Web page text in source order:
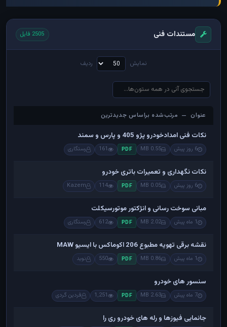
مستندات فنی 2505 فایل
نمایش ردیف
عنوان — مرتب‌شده براساس جدیدترین
عنوان — مرتب‌شده براساس جدیدترین
نکات فنی امدادخودرو پژو 405 و پارس و سمند
6 روز پیش 0.55 MB
PDF
161 رستگاری
نکات نگهداری و تعمیرات باتری خودرو
6 روز پیش 0.05 MB
PDF
114
Kazem
مبانی سوخت رسانی و انژکتور موتورسیکلت
1 ماه پیش 2.02 MB
PDF
612 رستگاری
نقشه برقی تهویه مطبوع 206 اکوماکس با ایسیو MAW
1 ماه پیش 0.86 MB
PDF
550 نوید
سنسور های خودرو
7 ماه پیش 2.63 MB
PDF
1,251 فردین گردی
جانمایی فیوزها و رله های خودرو ری را